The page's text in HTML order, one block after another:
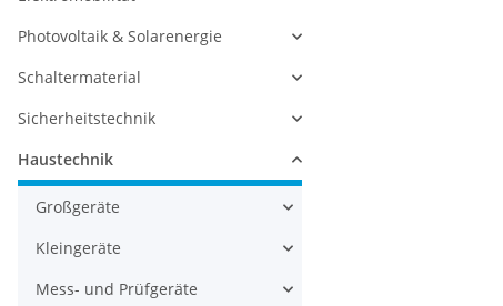
Photovoltaik & Solarenergie
Schaltermaterial
Sicherheitstechnik
Haustechnik
Großgeräte
Kleingeräte
Mess- und Prüfgeräte